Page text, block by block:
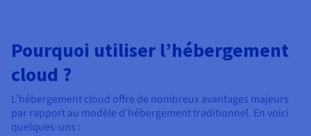
Pourquoi utiliser l’hébergement
cloud ?
L’hébergement cloud offre de nombreux avantages majeurs
par rapport au modèle d’hébergement traditionnel. En voici
quelques-uns :